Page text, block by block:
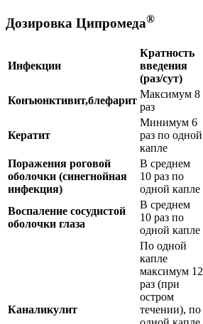
Дозировка Ципромеда®
Инфекции
Кратность
введения
(раз/сут)
Конъюнктивит,блефарит
Максимум 8
раз
Кератит
Минимум 6
раз по одной
капле
Поражения роговой
оболочки (синегнойная
инфекция)
В среднем
10 раз по
одной капле
Воспаление сосудистой
оболочки глаза
В среднем
10 раз по
одной капле
Каналикулит
По одной
капле
максимум 12
раз (при
остром
течении), по